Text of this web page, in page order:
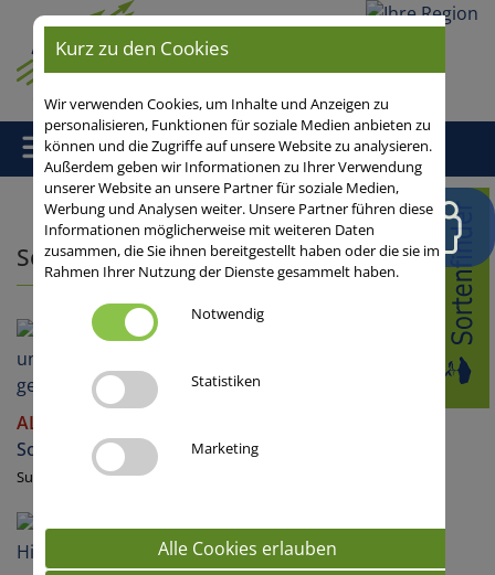
Ihre
Home/ Sonnenblumen
Sonnenblumen
ALEXA SU
Sonnenblumen
Sulfonyl-tolerante Hybride
Kurz zu den Cookies
Wir verwenden Cookies, um Inhalte und Anzeigen zu
personalisieren, Funktionen für soziale Medien anbieten zu
können und die Zugriffe auf unsere Website zu analysieren.
Außerdem geben wir Informationen zu Ihrer Verwendung
unserer Website an unsere Partner für soziale Medien,
Werbung und Analysen weiter. Unsere Partner führen diese
Informationen möglicherweise mit weiteren Daten
zusammen, die Sie ihnen bereitgestellt haben oder die sie im
Rahmen Ihrer Nutzung der Dienste gesammelt haben.
Notwendig
Statistiken
Marketing
Alle Cookies erlauben